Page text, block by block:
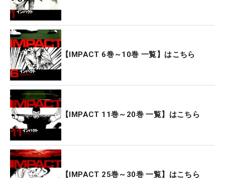
【IMPACT 6巻～10巻 一覧】はこちら
【IMPACT 11巻～20巻 一覧】はこちら
【IMPACT 25巻～30巻 一覧】はこちら